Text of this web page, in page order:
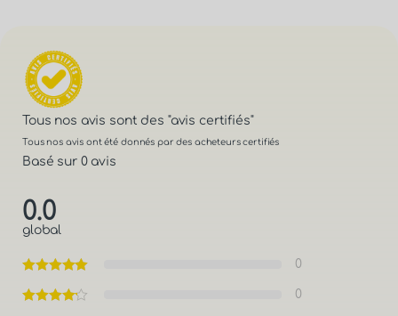
Tous nos avis sont des "avis certifiés"
Tous nos avis ont été donnés par des acheteurs certifiés
Basé sur 0 avis
0.0
global
0
0